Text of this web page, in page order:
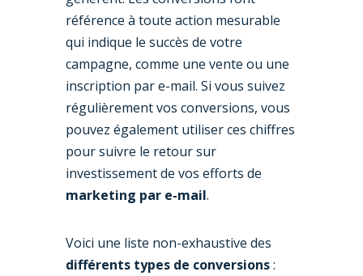
référence à toute action mesurable
qui indique le succès de votre
campagne, comme une vente ou une
inscription par e-mail. Si vous suivez
régulièrement vos conversions, vous
pouvez également utiliser ces chiffres
pour suivre le retour sur
investissement de vos efforts de
marketing par e-mail.
Voici une liste non-exhaustive des
différents types de conversions: